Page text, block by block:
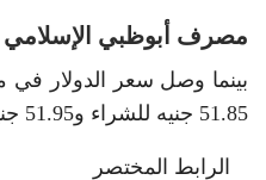
مصرف أبوظبي الإسلامي
بينما وصل سعر الدولار
51.85 جنيه للشراء و51.95 جنيه للبيع.
الرابط المختصر